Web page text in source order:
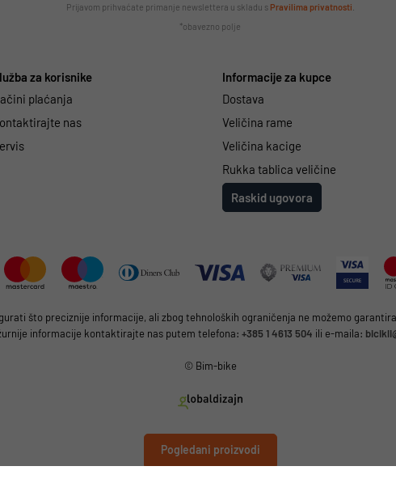
Pogledani proizvodi
Prijavom prihvaćate primanje newslettera u skladu s Pravilima privatnosti
*obavezno polje
za korisnike
plaćanja
nas
Informacije za kupce
Dostava
Veličina rame
Veličina kacige
Rukka tablica veličine
Raskid ugovora
što preciznije informacije, ali zbog tehnoloških ograničenja ne možemo
informacije kontaktirajte nas putem telefona: +385 1 4613 504 ili e-maila:
© Bim-bike